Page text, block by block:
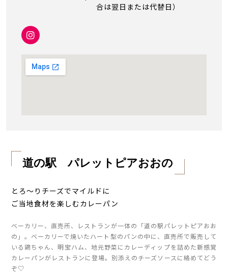
合は翌日または代替日）
道の駅 パレットピアおおの
とろ〜りチーズでマイルドに
ご当地食材を楽しむカレーパン
ベーカリー、直売所、レストランが一体の「道の駅パレットピアおお
の」。ベーカリーで焼いたハート型のパンの中に、直売所で販売して
いる鶏ちゃん、明宝ハム、地元野菜にカレーディップを詰めた新感覚
カレーパンがレストランに登場。別添えのチーズソースに絡めてどう
ぞ♡